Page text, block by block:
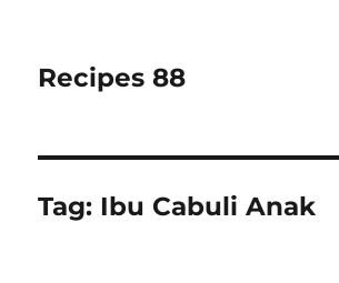
Recipes 88
Tag: Ibu Cabuli Anak